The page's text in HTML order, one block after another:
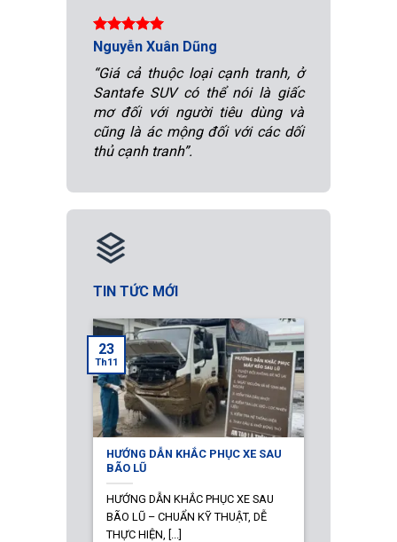
Nguyễn Xuân Dũng
“Giá cả thuộc loại cạnh tranh, ở
Santafe SUV có thể nói là giấc
mơ đối với người tiêu dùng và
cũng là ác mộng đối với các dối
thủ cạnh tranh”.
TIN TỨC MỚI
HƯỚNG DẪN KHẮC PHỤC XE SAU
BÃO LŨ
HƯỚNG DẪN KHẮC PHỤC XE SAU
BÃO LŨ – CHUẨN KỸ THUẬT, DỄ
THỰC HIỆN, [...]
23
Th11